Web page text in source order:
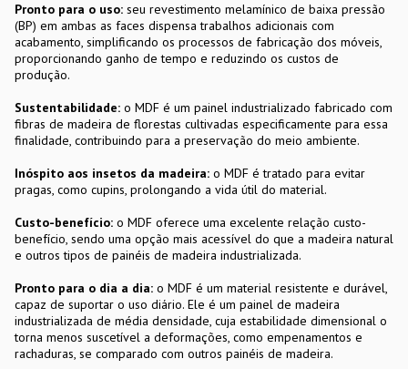
Pronto para o uso: seu revestimento melamínico de baixa pressão
(BP) em ambas as faces dispensa trabalhos adicionais com
acabamento, simplificando os processos de fabricação dos móveis,
proporcionando ganho de tempo e reduzindo os custos de
produção.
Sustentabilidade: o MDF é um painel industrializado fabricado com
fibras de madeira de florestas cultivadas especificamente para essa
finalidade, contribuindo para a preservação do meio ambiente.
Inóspito aos insetos da madeira: o MDF é tratado para evitar
pragas, como cupins, prolongando a vida útil do material.
Custo-benefício: o MDF oferece uma excelente relação custo-
benefício, sendo uma opção mais acessível do que a madeira natural
e outros tipos de painéis de madeira industrializada.
Pronto para o dia a dia: o MDF é um material resistente e durável,
capaz de suportar o uso diário. Ele é um painel de madeira
industrializada de média densidade, cuja estabilidade dimensional o
torna menos suscetível a deformações, como empenamentos e
rachaduras, se comparado com outros painéis de madeira.